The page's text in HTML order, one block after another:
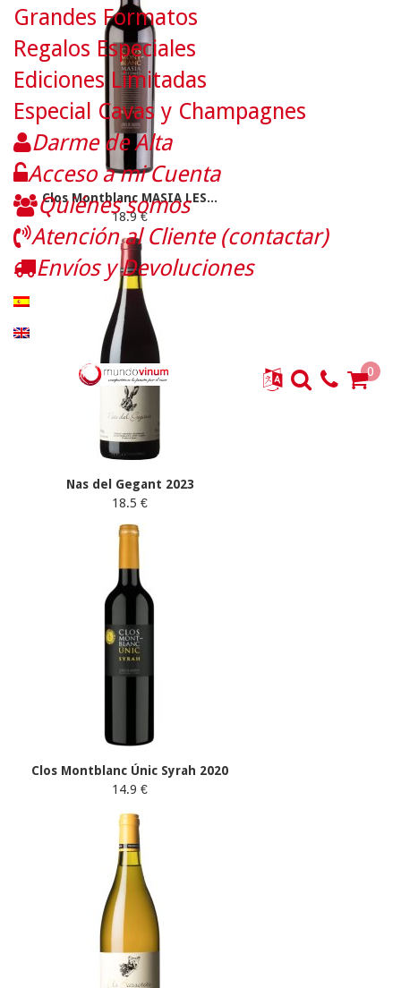
Clos Montblanc MASIA LES...
18.9 €
Nas del Gegant 2023
18.5 €
Clos Montblanc Únic Syrah 2020
14.9 €
Grandes Formatos
Regalos Especiales
Ediciones Limitadas
Especial Cavas y Champagnes
Darme de Alta
Acceso a mi Cuenta
Quiénes somos
Atención al Cliente (contactar)
Envíos y Devoluciones
0